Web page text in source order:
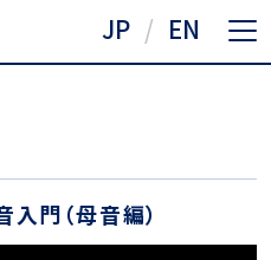
JP EN
門（母音編）